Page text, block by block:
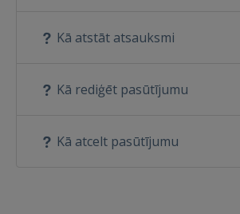
Kā atstāt atsauksmi
Kā rediģēt pasūtījumu
Kā atcelt pasūtījumu